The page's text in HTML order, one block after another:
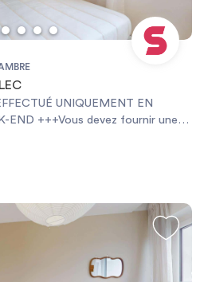
UNIQUEMENT EN
une
et une assurance habitation+++